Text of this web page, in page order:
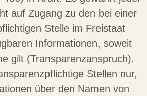
auf Zugang zu den bei einer
Stelle im Freistaat
Informationen, soweit
gilt (Transparenzanspruch).
Stellen nur,
über den Namen von